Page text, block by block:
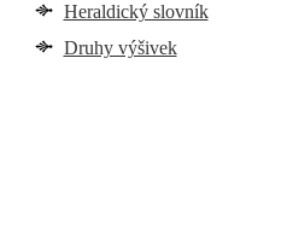
Heraldický slovník
Druhy výšivek